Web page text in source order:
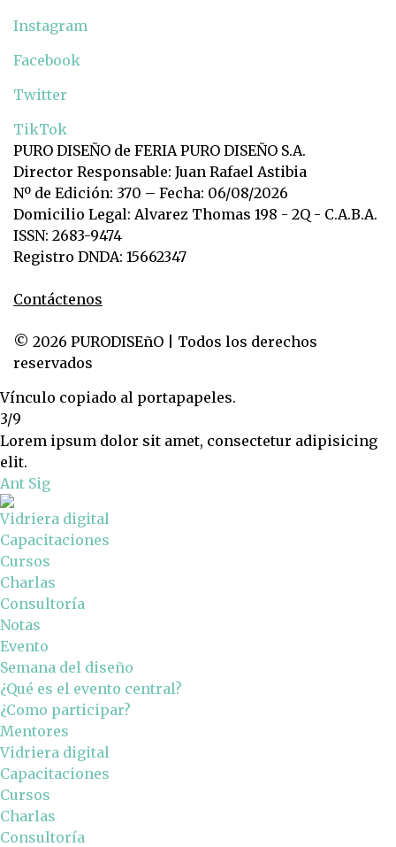
Instagram
Facebook
Twitter
TikTok
PURO DISEÑO de FERIA PURO DISEÑO S.A.
Director Responsable: Juan Rafael Astibia
Nº de Edición: 370 – Fecha: 06/08/2026
Domicilio Legal: Alvarez Thomas 198 - 2Q - C.A.B.A.
ISSN: 2683-9474
Registro DNDA: 15662347
Contáctenos
© 2026 PURODISEñO | Todos los derechos
reservados
Vínculo copiado al portapapeles.
3/9
Lorem ipsum dolor sit amet, consectetur adipisicing
elit.
Ant Sig
Vidriera digital
Capacitaciones
Cursos
Charlas
Consultoría
Notas
Evento
Semana del diseño
¿Qué es el evento central?
¿Como participar?
Mentores
Vidriera digital
Capacitaciones
Cursos
Charlas
Consultoría